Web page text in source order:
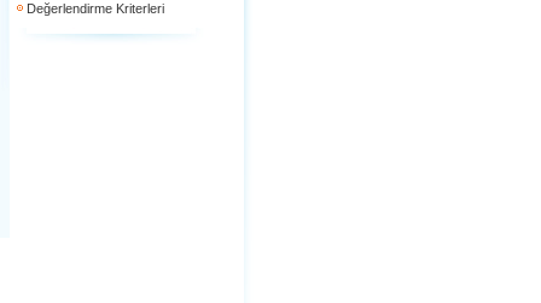
Değerlendirme Kriterleri